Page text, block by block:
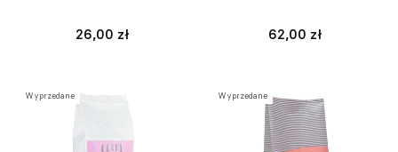
26,00 zł 62,00 zł
Wyprzedane Wyprzedane